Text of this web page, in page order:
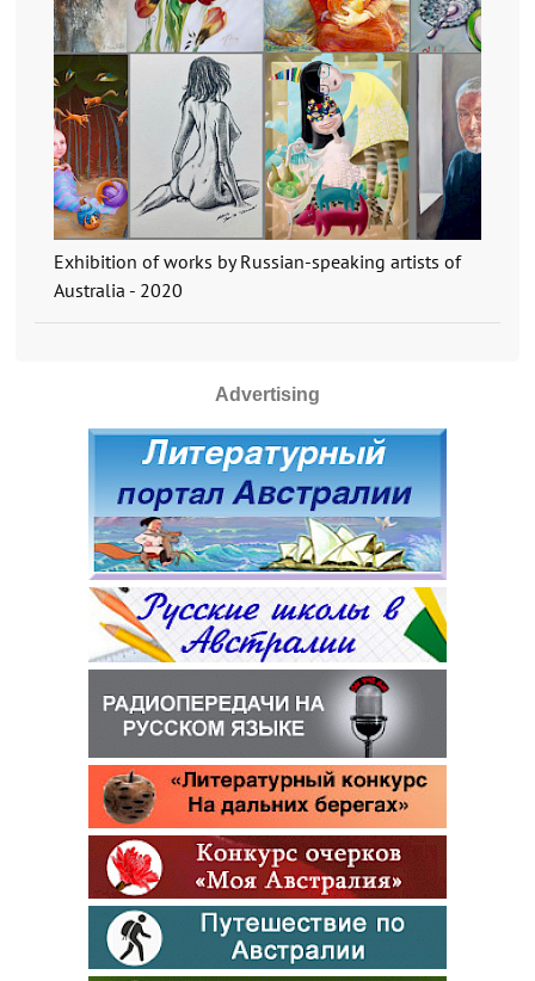
Exhibition of works by Russian-speaking artists of
Australia - 2020
Advertising